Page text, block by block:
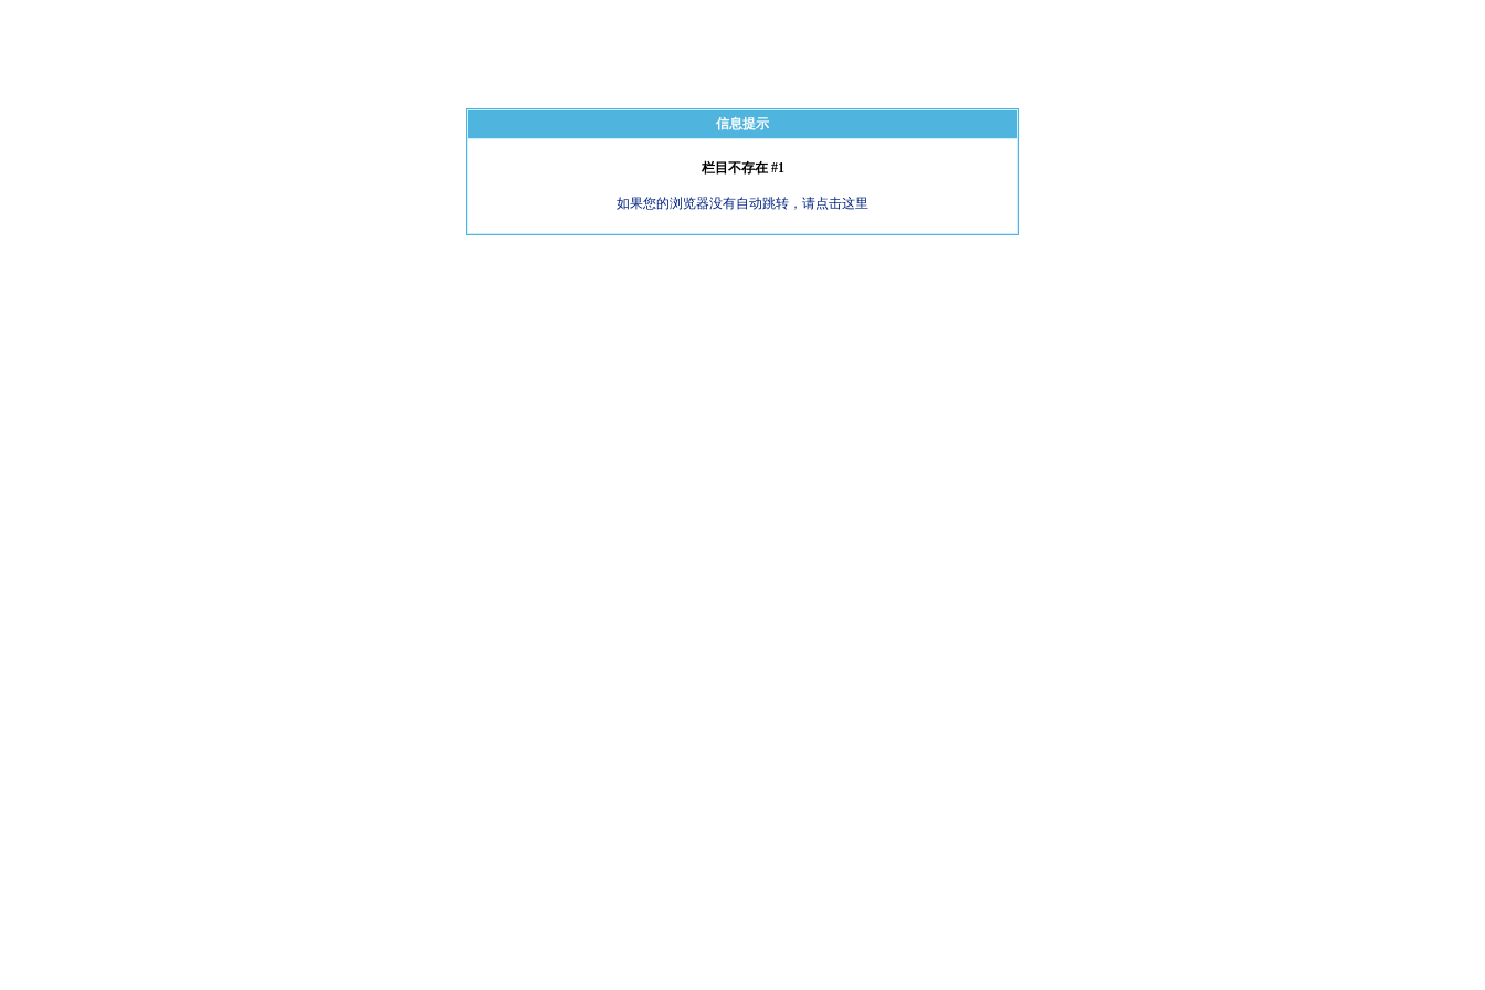
信息提示
栏目不存在 #1
如果您的浏览器没有自动跳转，请点击这里